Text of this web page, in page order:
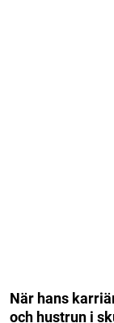
När hans
och hustrun i